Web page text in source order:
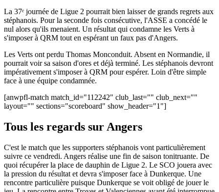
La 37ᵉ journée de Ligue 2 pourrait bien laisser de grands regrets aux
stéphanois. Pour la seconde fois consécutive, l'ASSE a concédé le
nul alors qu'ils menaient. Un résultat qui condamne les Verts à
s'imposer à QRM tout en espérant un faux pas d'Angers.
Les Verts ont perdu Thomas Monconduit. Absent en Normandie, il
pourrait voir sa saison d'ores et déjà terminé. Les stéphanois devront
impérativement s'imposer à QRM pour espérer. Loin d'être simple
face à une équipe condamnée.
[anwpfl-match match_id="112242" club_last="" club_next=""
layout="" sections="scoreboard" show_header="1"]
Tous les regards sur Angers
C'est le match que les supporters stéphanois vont particulièrement
suivre ce vendredi. Angers réalise une fin de saison tonitruante. De
quoi récupérer la place de dauphin de Ligue 2. Le SCO jouera avec
la pression du résultat et devra s'imposer face à Dunkerque. Une
rencontre particulière puisque Dunkerque se voit obligé de jouer le